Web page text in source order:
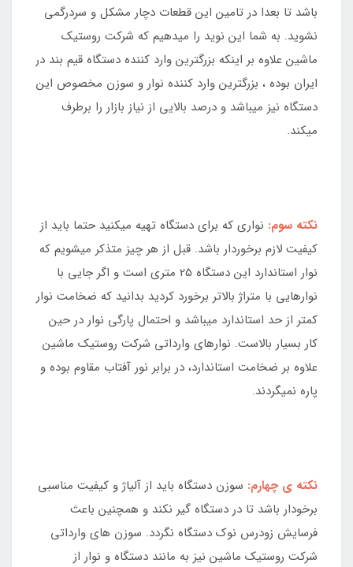
باشد تا بعدا در تامین این قطعات دچار مشکل و سردرگمی
نشوید. به شما این نوید را میدهیم که شرکت روستیک
ماشین علاوه بر اینکه بزرگترین وارد کننده دستگاه قیم بند در
ایران بوده ، بزرگترین وارد کننده نوار و سوزن مخصوص این
دستگاه نیز میباشد و درصد بالایی از نیاز بازار را برطرف
میکند.
نکته سوم: نواری که برای دستگاه تهیه میکنید حتما باید از
کیفیت لازم برخوردار باشد. قبل از هر چیز متذکر میشویم که
نوار استاندارد این دستگاه 25 متری است و اگر جایی با
نوارهایی با متراژ بالاتر برخورد کردید بدانید که ضخامت نوار
کمتر از حد استاندارد میباشد و احتمال پارگی نوار در حین
کار بسیار بالاست. نوارهای وارداتی شرکت روستیک ماشین
علاوه بر ضخامت استاندارد، در برابر نور آفتاب مقاوم بوده و
پاره نمیگردند.
نکته ی چهارم: سوزن دستگاه باید از آلیاژ و کیفیت مناسبی
برخودار باشد تا در دستگاه گیر نکند و همچنین باعث
فرسایش زودرس نوک دستگاه نگردد. سوزن های وارداتی
شرکت روستیک ماشین نیز به مانند دستگاه و نوار از